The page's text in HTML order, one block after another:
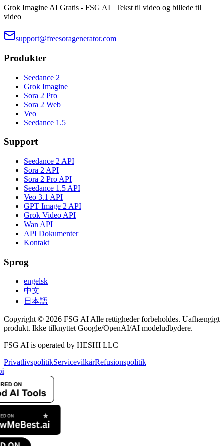
Grok Imagine AI Gratis - FSG AI | Tekst til video og billede til
video
support@freesoragenerator.com
Produkter
Seedance 2
Grok Imagine
Sora 2 Pro
Sora 2 Web
Veo
Seedance 1.5
Support
Seedance 2 API
Sora 2 API
Sora 2 Pro API
Seedance 1.5 API
Veo 3.1 API
GPT Image 2 API
Grok Video API
Wan API
API Dokumenter
Kontakt
Sprog
engelsk
中文
日本語
Copyright © 2026 FSG AI Alle rettigheder forbeholdes. Uafhængigt
produkt. Ikke tilknyttet Google/OpenAI/AI modeludbydere.
FSG AI is operated by HESHI LLC
PrivatlivspolitikServicevilkårRefusionspolitik